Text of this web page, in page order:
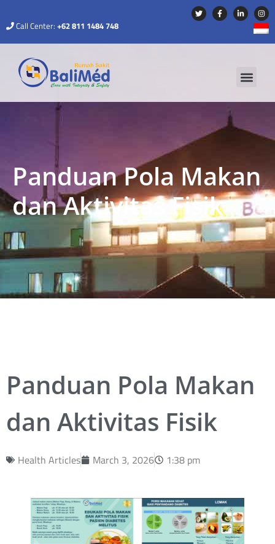
Call Center: +62 811 1484 748
Panduan Pola Makan
dan Aktivitas Fisik
Panduan Pola Makan
dan Aktivitas Fisik
Health Articles March 3, 2026 1:38 pm